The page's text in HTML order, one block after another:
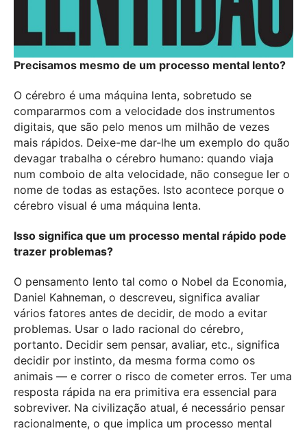
Precisamos mesmo de um processo mental lento?
O cérebro é uma máquina lenta, sobretudo se
compararmos com a velocidade dos instrumentos
digitais, que são pelo menos um milhão de vezes
mais rápidos. Deixe-me dar-lhe um exemplo do quão
devagar trabalha o cérebro humano: quando viaja
num comboio de alta velocidade, não consegue ler o
nome de todas as estações. Isto acontece porque o
cérebro visual é uma máquina lenta.
Isso significa que um processo mental rápido pode
trazer problemas?
O pensamento lento tal como o Nobel da Economia,
Daniel Kahneman, o descreveu, significa avaliar
vários fatores antes de decidir, de modo a evitar
problemas. Usar o lado racional do cérebro,
portanto. Decidir sem pensar, avaliar, etc., significa
decidir por instinto, da mesma forma como os
animais — e correr o risco de cometer erros. Ter uma
resposta rápida na era primitiva era essencial para
sobreviver. Na civilização atual, é necessário pensar
racionalmente, o que implica um processo mental